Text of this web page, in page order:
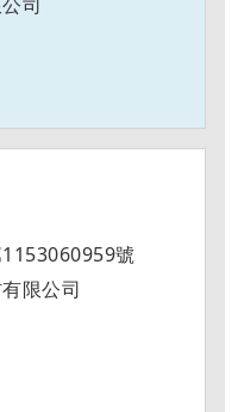
號
限公司